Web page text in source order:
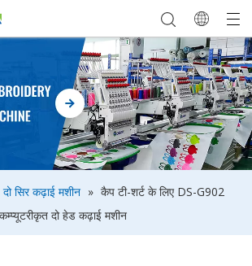
दो सिर कढ़ाई मशीन » कैप टी-शर्ट के लिए DS-G902
दो हेड कढ़ाई मशीन